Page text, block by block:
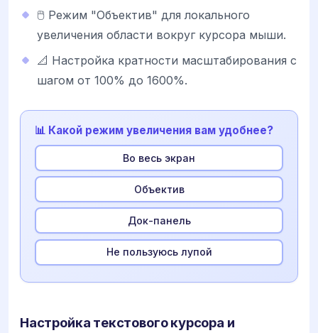
🖱️ Режим "Объектив" для локального
увеличения области вокруг курсора мыши.
📐 Настройка кратности масштабирования с
шагом от 100% до 1600%.
📊 Какой режим увеличения вам удобнее?
Во весь экран
Объектив
Док-панель
Не пользуюсь лупой
Настройка текстового курсора и